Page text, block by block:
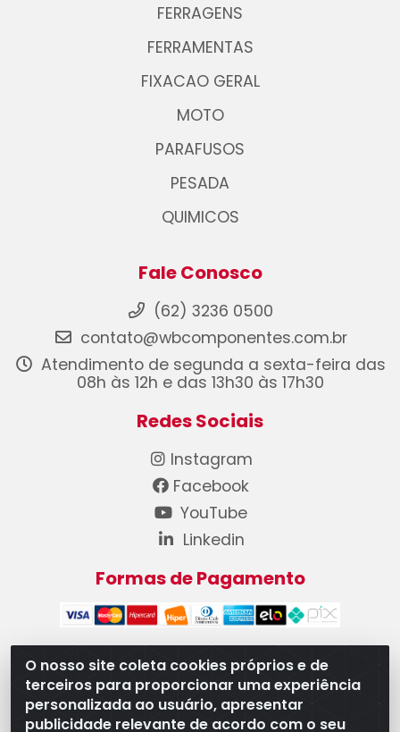
O nosso site coleta cookies próprios e de
terceiros para proporcionar uma experiência
personalizada ao usuário, apresentar
publicidade relevante de acordo com o seu
FERRAGENS
FERRAMENTAS
FIXACAO GERAL
MOTO
PARAFUSOS
PESADA
QUIMICOS
Fale Conosco
(62) 3236 0500
contato@wbcomponentes.com.br
Atendimento de segunda a sexta-feira das
08h às 12h e das 13h30 às 17h30
Redes Sociais
Instagram
Facebook
YouTube
Linkedin
Formas de Pagamento
WB Componentes Automotivos LTDA - CNPJ
08.528.393/0001-12 - Rua do Níquel, 667 - Parque
Oeste Industrial, Goiânia/GO - CEP 74375-660